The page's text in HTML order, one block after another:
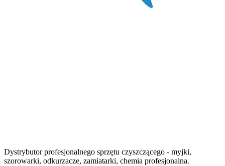
Dystrybutor profesjonalnego sprzętu czyszczącego - myjki,
szorowarki, odkurzacze, zamiatarki, chemia profesjonalna.